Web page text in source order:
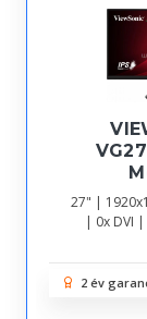
27" |
| 0x DVI
2 év